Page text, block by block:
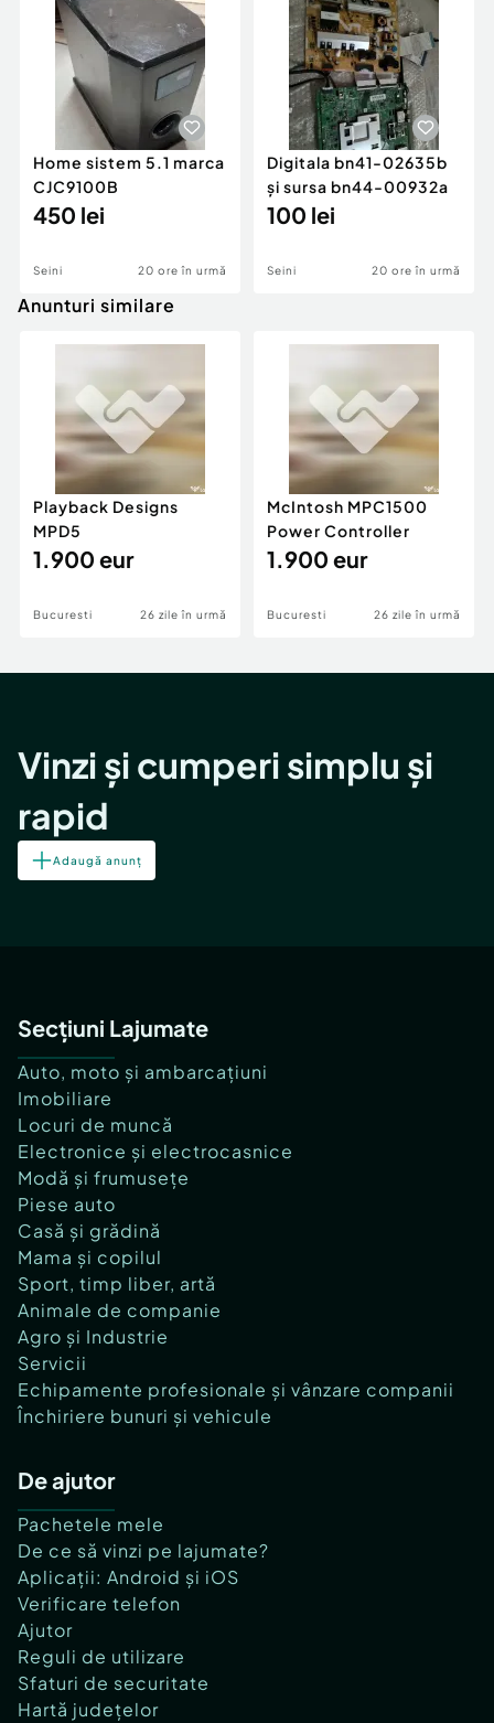
Home sistem 5.1 marca
CJC9100B
450 lei
Seini 20 ore în urmă
Digitala bn41-02635b
și sursa bn44-00932a
100 lei
Seini 20 ore în urmă
Anunturi similare
Playback Designs
MPD5
1.900 eur
Bucuresti 26 zile în urmă
McIntosh MPC1500
Power Controller
1.900 eur
Bucuresti 26 zile în urmă
Vinzi și cumperi simplu și
rapid
Adaugă anunț
Secțiuni Lajumate
Auto, moto și ambarcațiuni
Imobiliare
Locuri de muncă
Electronice și electrocasnice
Modă și frumusețe
Piese auto
Casă și grădină
Mama și copilul
Sport, timp liber, artă
Animale de companie
Agro și Industrie
Servicii
Echipamente profesionale și vânzare companii
Închiriere bunuri și vehicule
De ajutor
Pachetele mele
De ce să vinzi pe lajumate?
Aplicații: Android și iOS
Verificare telefon
Ajutor
Reguli de utilizare
Sfaturi de securitate
Hartă județelor